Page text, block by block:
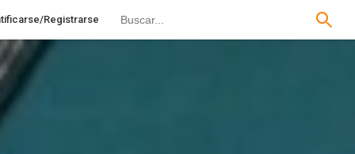
Registrarse